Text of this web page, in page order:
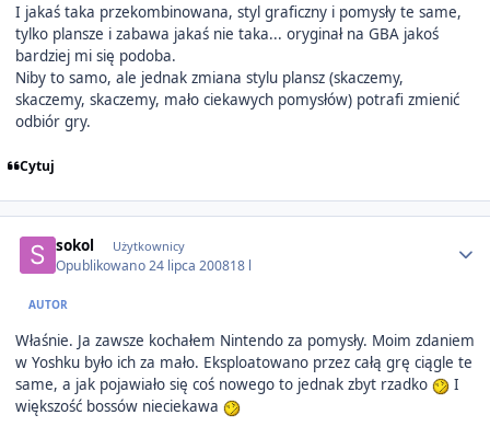
I jakaś taka przekombinowana, styl graficzny i pomysły te same,
tylko plansze i zabawa jakaś nie taka... oryginał na GBA jakoś
bardziej mi się podoba.
Niby to samo, ale jednak zmiana stylu plansz (skaczemy,
skaczemy, skaczemy, mało ciekawych pomysłów) potrafi zmienić
odbiór gry.
Cytuj
sokol Użytkownicy
Opublikowano24 lipca 200818 l
AUTOR
Właśnie. Ja zawsze kochałem Nintendo za pomysły. Moim zdaniem
w Yoshku było ich za mało. Eksploatowano przez całą grę ciągle te
same, a jak pojawiało się coś nowego to jednak zbyt rzadko
I
większość bossów nieciekawa